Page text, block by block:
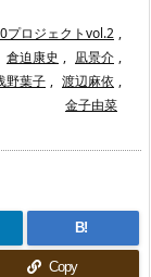
プロジェクトvol.2 ,
倉迫康史 , 凪景介 ,
野葉子 , 渡辺麻依 ,
金子由菜
B!
Copy